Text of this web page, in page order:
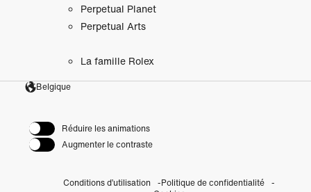
Perpetual Planet
Perpetual Arts
La famille Rolex
Belgique
Réduire les animations
Augmenter le contraste
Conditions d’utilisation
Politique de confidentialité